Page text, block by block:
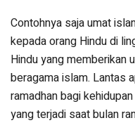
Contohnya saja umat
kepada orang Hindu di
Hindu yang memberikan
beragama islam. Lantas
ramadhan bagi
yang terjadi saat bulan